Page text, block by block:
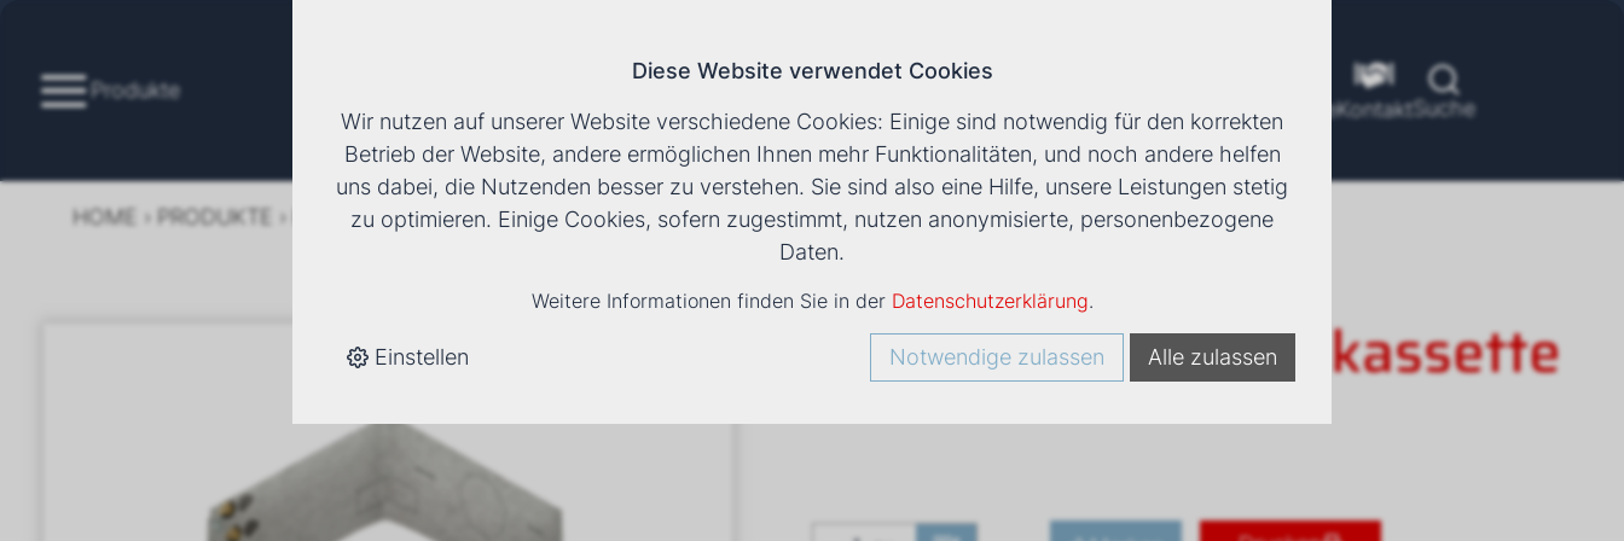
Produkte
ToolsUnternehmen KarriereKontaktSuche
HOME › PRODUKTE › KÄLTE/KLIMA › FANCOILS › DXB MB 23 DECKENKASSETTE
DXB MB 23 Deckenkassette
Diese Website verwendet Cookies
Wir nutzen auf unserer Website verschiedene Cookies: Einige sind notwendig für den korrekten
Betrieb der Website, andere ermöglichen Ihnen mehr Funktionalitäten, und noch andere helfen
uns dabei, die Nutzenden besser zu verstehen. Sie sind also eine Hilfe, unsere Leistungen stetig
zu optimieren. Einige Cookies, sofern zugestimmt, nutzen anonymisierte, personenbezogene
Daten.
Weitere Informationen finden Sie in der Datenschutzerklärung.
Einstellen Notwendige zulassen Alle zulassen